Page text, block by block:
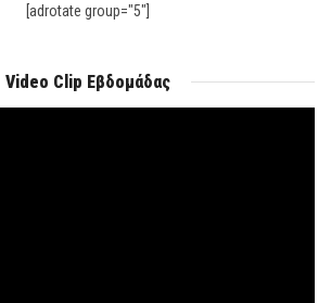
[adrotate group="5"]
Video Clip Εβδομάδας